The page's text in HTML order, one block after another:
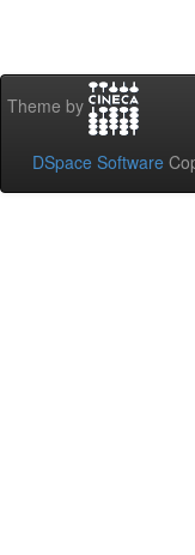
Theme by
DSpace Software